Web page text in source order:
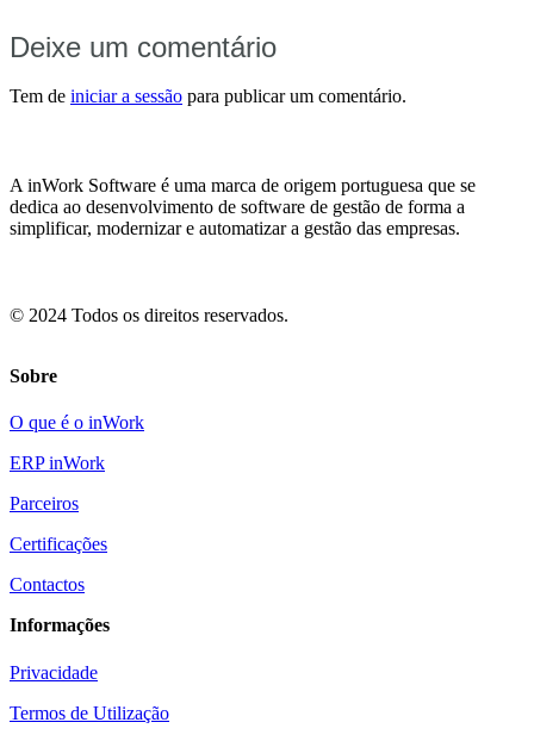
Deixe um comentário
Tem de iniciar a sessão para publicar um comentário.
A inWork Software é uma marca de origem portuguesa que se
dedica ao desenvolvimento de software de gestão de forma a
simplificar, modernizar e automatizar a gestão das empresas.
© 2024 Todos os direitos reservados.
Sobre
O que é o inWork
ERP inWork
Parceiros
Certificações
Contactos
Informações
Privacidade
Termos de Utilização